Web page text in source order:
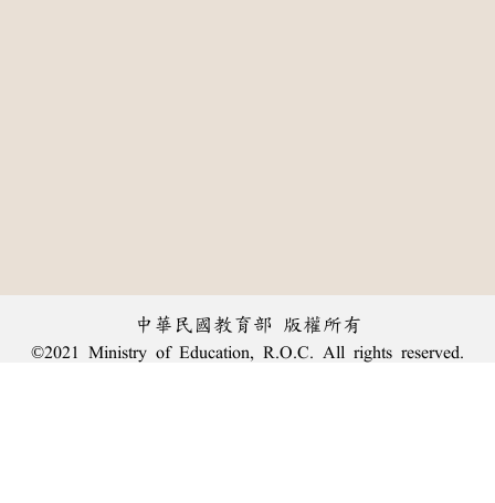
中華民國教育部 版權所有
©2021 Ministry of Education, R.O.C. All rights reserved.